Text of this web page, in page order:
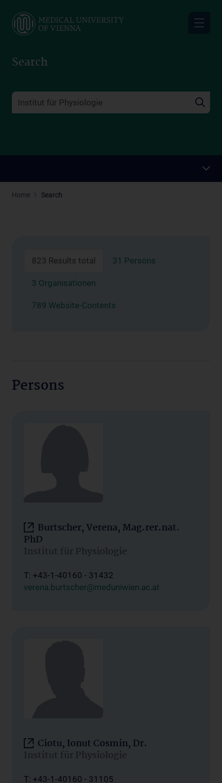
main
Search
Home Search
823 Results total 31 Persons
3 Organisationen
789 Website-Contents
Persons
Burtscher, Verena, Mag.rer.nat.
PhD
Institut für Physiologie
T: +43-1-40160 - 31432
verena.burtscher@meduniwien.ac.at
Ciotu, Ionut Cosmin, Dr.
Institut für Physiologie
T: +43-1-40160 - 31105